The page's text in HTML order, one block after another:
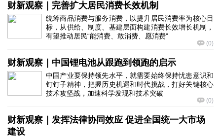
财新观察｜完善扩大居民消费长效机制
统筹商品消费与服务消费，以提升居民消费率为核心目
标，从供给、制度、基建层面构建消费长效增长机制，
有望推动居民“能消费、敢消费、愿消费”
(0)
财新观察｜中国锂电池从跟跑到领跑的启示
中国产业要保持领先水平，就需要始终保持忧患意识和
钉钉子精神，把握历史机遇和时代挑战，打好关键核心
技术攻坚战，加速科学发现和技术突破
(0)
财新观察｜发挥法律协同效应 促进全国统一大市场
建设